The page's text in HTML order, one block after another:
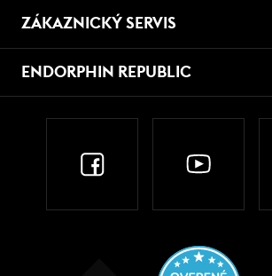
ZÁKAZNICKÝ SERVIS
ENDORPHIN REPUBLIC